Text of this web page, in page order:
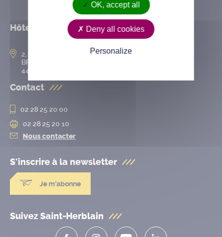
Hôtel de ville
2, rue de l’Hôtel-de-Ville
BP 50167
44802 Saint-Herblain cedex
Contact
02 28 25 20 00
02 28 25 20 10
Nous contacter
S'inscrire à la newsletter
Je m'abonne
Suivez Saint-Herblain
OK, accept all
Deny all cookies
Personalize